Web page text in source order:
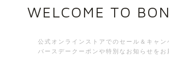
WELCOME TO
公式オンラインストアでのセール＆キャン
バースデークーポンや特別なお知らせをお